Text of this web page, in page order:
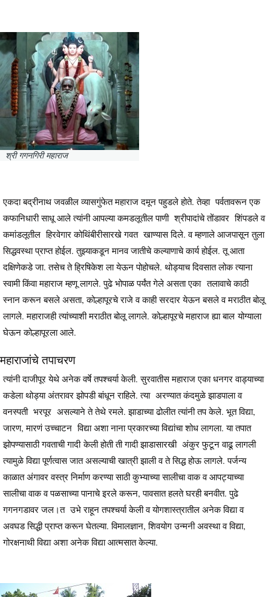
श्री गगनगिरी महाराज
एकदा बद्रीनाथ जवळील व्यासगुंफेत महाराज दमून पहुडले होते. तेव्हा पर्वतावरून एक
कफानिधारी साधू आले त्यांनी आपल्या कमडलूतील पाणी श्रीपादांचे तोंडावर शिंपडले व
कमांडलूतील हिरवेगार कोथिंबीरीसारखे गवत खाण्यास दिले. व म्हणाले आजपासून तुला
सिद्धवस्था प्राप्त होईल. तुझ्याकडून मानव जातीचे कल्याणाचे कार्य होईल. तू आता
दक्षिणेकडे जा. तसेच ते ह्रिषिकेश ला येऊन पोहोचले. थोड्याच दिवसात लोक त्याना
स्वामी किंवा महाराज म्हणू लागले. पुढे भोपाळ पर्यंत गेले असता एका तलावाचे काठी
स्नान करून बसले असता, कोल्हापूरचे राजे व काही सरदार येऊन बसले व मराठीत बोलू
लागले. महाराजही त्यांच्याशी मराठीत बोलू लागले. कोल्हापूरचे महाराज ह्या बाल योग्याला
घेऊन कोल्हापूरला आले.
महाराजांचे तपाचरण
त्यांनी दाजीपूर येथे अनेक वर्षे तपश्चर्या केली. सुरवातीस महाराज एका धनगर वाड्याच्या
कडेला थोड्या अंतरावर झोपडी बांधून राहिले. त्या अरण्यात कंदमुळे झाडपाला व
वनस्पती भरपूर असल्याने ते तेथे रमले. झाडाच्या ढोलीत त्यांनी तप केले. भूत विद्या,
जारण, मारणं उच्चाटन विद्या अशा नाना प्रकारच्या विद्यांचा शोध लागला. या तपात
झोपण्यासाठी गवताची गादी केली होती ती गादी झाडासारखी अंकुर फुटून वाढू लागली
त्यामुळे विद्या पूर्णत्वास जात असल्याची खात्री झाली व ते सिद्ध होऊ लागले. पर्जन्य
काळात अंगावर वस्त्र निर्माण करण्या साठी कुभ्याच्या सालीचा वाक व आपट्याच्या
सालीचा वाक व पळसाच्या पानाचे इरले करून, पावसात हलते घरही बनवीत. पुढे
गगनगडावर जल।त उभे राहून तपश्चर्या केली व योगशास्त्रातील अनेक विद्या व
अवघड सिद्धी प्राप्त करून घेतल्या. विमालज्ञान, शिवयोग उन्मनी अवस्था व विद्या,
गोरक्षनाथी विद्या अशा अनेक विद्या आत्मसात केल्या.